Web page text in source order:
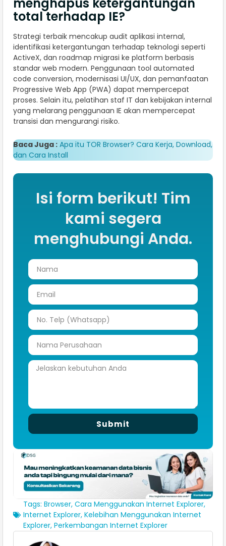
menghapus ketergantungan
total terhadap IE?
Strategi terbaik mencakup audit aplikasi internal,
identifikasi ketergantungan terhadap teknologi seperti
ActiveX, dan roadmap migrasi ke platform berbasis
standar web modern. Penggunaan tool automated
code conversion, modernisasi UI/UX, dan pemanfaatan
Progressive Web App (PWA) dapat mempercepat
proses. Selain itu, pelatihan staf IT dan kebijakan internal
yang melarang penggunaan IE akan mempercepat
transisi dan mengurangi risiko.
Baca Juga : Apa itu TOR Browser? Cara Kerja, Download,
dan Cara Install
Isi form berikut! Tim
kami segera
menghubungi Anda.
Submit
Tags: Browser, Cara Menggunakan Internet Explorer,
Internet Explorer, Kelebihan Menggunakan Internet
Explorer, Perkembangan Internet Explorer